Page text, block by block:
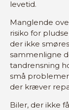
levetid.
Manglende
risiko for
der ikke
sammenligne
tandrensning
små
der kræver
Biler, der ikke